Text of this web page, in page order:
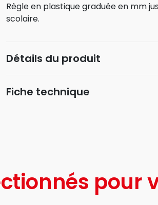
Règle en plastique graduée en mm
scolaire.
Détails du produit
Fiche technique
pour